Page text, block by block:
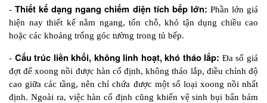
- Thiết kế dạng ngang chiếm diện tích bếp lớn: Phần lớn giá
hiện nay thiết kế nằm ngang, tốn chỗ, khó tận dụng chiều cao
hoặc các khoảng trống góc tường trong tủ bếp.
- Cấu trúc liền khối, không linh hoạt, khó tháo lắp: Đa số giá
đợt để xoong nồi được hàn cố định, không tháo lắp, điều chỉnh độ
cao giữa các tầng, nên chỉ chứa được một số loại xoong nồi nhất
định. Ngoài ra, việc hàn cố định cũng khiến vệ sinh bụi bẩn bám